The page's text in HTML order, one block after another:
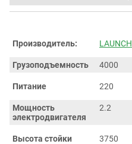
Производитель: LAUNCH
Грузоподъемность 4000
Питание 220
Мощность
электродвигателя
2.2
Высота стойки 3750